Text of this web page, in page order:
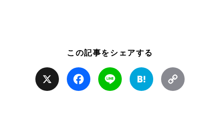
この記事をシェアする
Facebook Line Hatena